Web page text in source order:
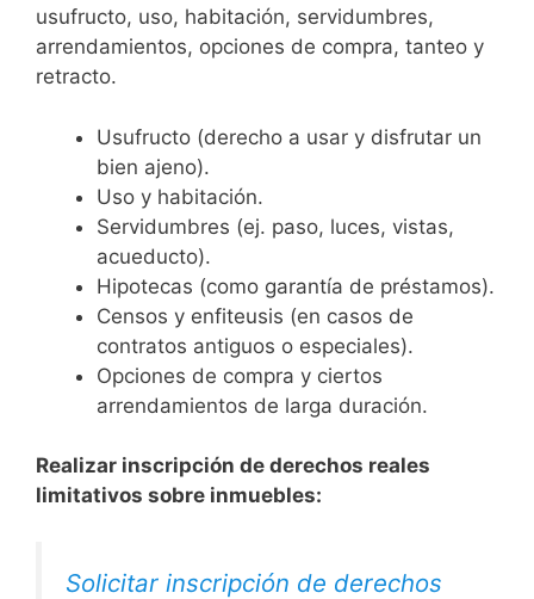
usufructo, uso, habitación, servidumbres,
arrendamientos, opciones de compra, tanteo y
retracto.
Usufructo (derecho a usar y disfrutar un
bien ajeno).
Uso y habitación.
Servidumbres (ej. paso, luces, vistas,
acueducto).
Hipotecas (como garantía de préstamos).
Censos y enfiteusis (en casos de
contratos antiguos o especiales).
Opciones de compra y ciertos
arrendamientos de larga duración.
Realizar inscripción de derechos reales
limitativos sobre inmuebles:
Solicitar inscripción de derechos